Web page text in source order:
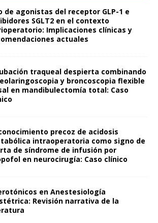
de agonistas del receptor GLP-1 e
SGLT2 en el contexto
Implicaciones clínicas y
actuales
traqueal despierta combinando
y broncoscopia flexible
en mandibulectomía total: Caso
precoz de acidosis
intraoperatoria como signo de
de síndrome de infusión por
en neurocirugía: Caso clínico
en Anestesiología
Revisión narrativa de la